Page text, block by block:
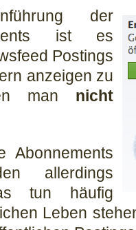
der
ist es
Postings
anzeigen zu
man nicht
Abonnements
allerdings
tun häufig
Leben